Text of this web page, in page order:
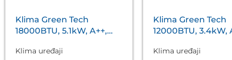
Klima Green Tech
18000BTU, 5.1kW, A++,
bijela
Klima uređaji
Klima Green Tech
12000BTU, 3.4kW,
grijačem, WiFi, bij.
Klima uređaji